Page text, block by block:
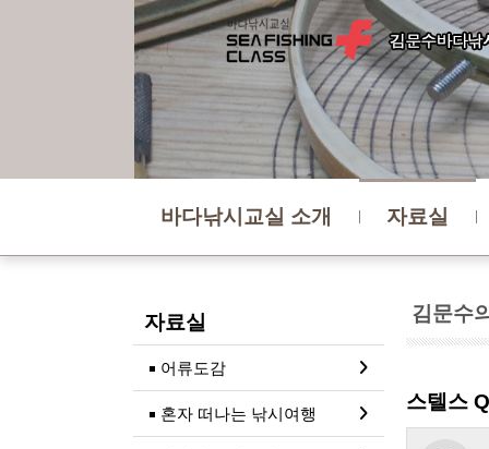
바다낚시교실 소개 자료실
김문수
자료실
어류도감
혼자 떠나는 낚시여행
스텔스